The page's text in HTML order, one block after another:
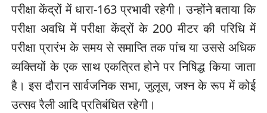
परीक्षा केंद्रों में धारा-163 प्रभावी रहेगी। उन्होंने बताया कि
परीक्षा अवधि में परीक्षा केंद्रों के 200 मीटर की परिधि में
परीक्षा प्रारंभ के समय से समाप्ति तक पांच या उससे अधिक
व्यक्तियों के एक साथ एकत्रित होने पर निषिद्ध किया जाता
है। इस दौरान सार्वजनिक सभा, जुलूस, जश्न के रूप में कोई
उत्सव रैली आदि प्रतिबंधित रहेगी।